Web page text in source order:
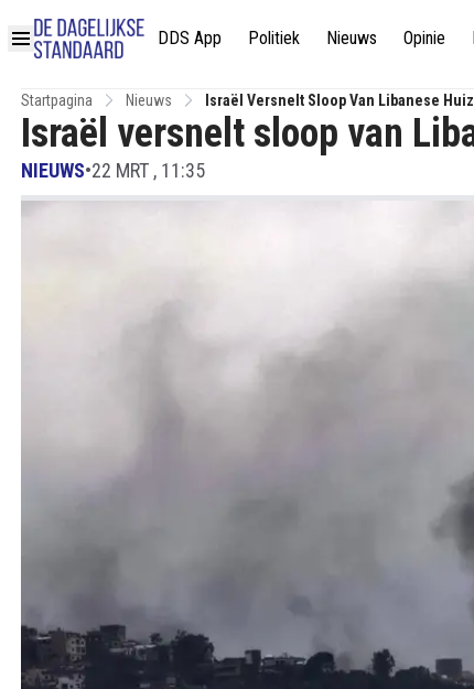
DDS App Politiek Nieuws Opinie
Startpagina Nieuws Israël Versnelt Sloop Van Libanese
Israël versnelt sloop van
NIEUWS•22 MRT , 11:35